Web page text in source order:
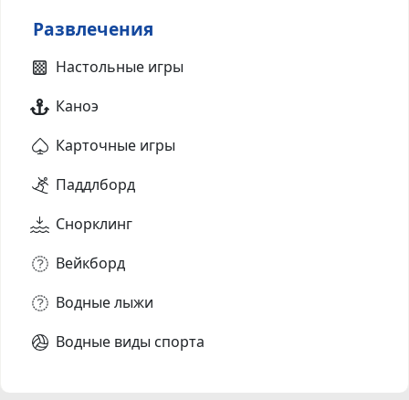
Развлечения
Настольные игры
Каноэ
Карточные игры
Паддлборд
Снорклинг
Вейкборд
Водные лыжи
Водные виды спорта